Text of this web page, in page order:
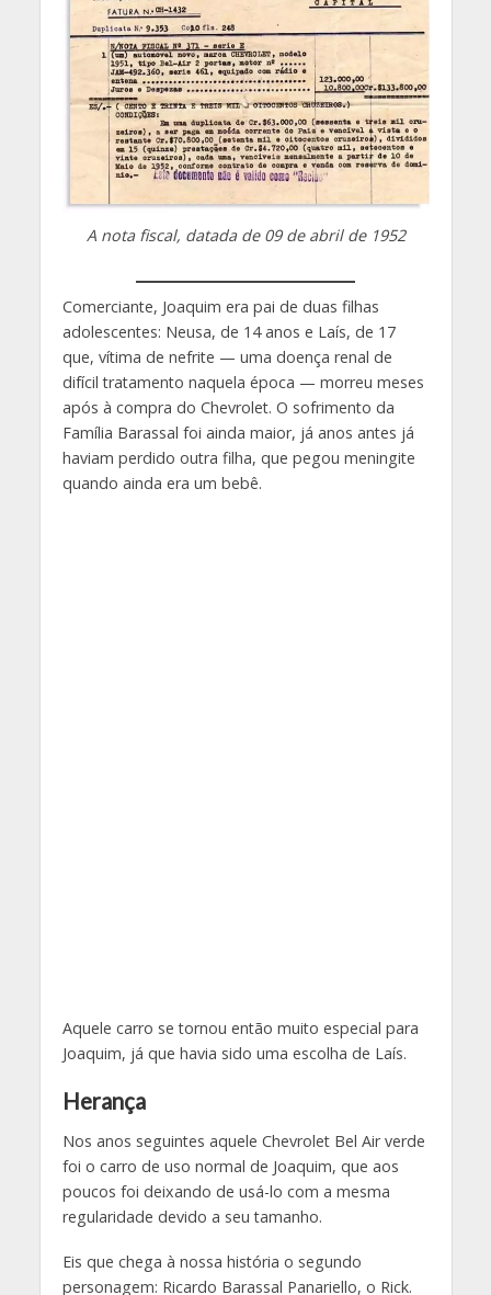
A nota fiscal, datada de 09 de abril de 1952
Comerciante, Joaquim era pai de duas filhas
adolescentes: Neusa, de 14 anos e Laís, de 17
que, vítima de nefrite — uma doença renal de
difícil tratamento naquela época — morreu meses
após à compra do Chevrolet. O sofrimento da
Família Barassal foi ainda maior, já anos antes já
haviam perdido outra filha, que pegou meningite
quando ainda era um bebê.
Aquele carro se tornou então muito especial para
Joaquim, já que havia sido uma escolha de Laís.
Herança
Nos anos seguintes aquele Chevrolet Bel Air verde
foi o carro de uso normal de Joaquim, que aos
poucos foi deixando de usá-lo com a mesma
regularidade devido a seu tamanho.
Eis que chega à nossa história o segundo
personagem: Ricardo Barassal Panariello, o Rick.